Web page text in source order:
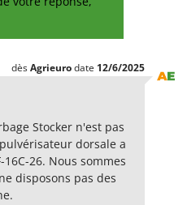
tracteur
dèsAgrieurodate 12/6/2025
Stocker n'est pas
dorsale a
16C-26. Nous sommes
disposons pas des